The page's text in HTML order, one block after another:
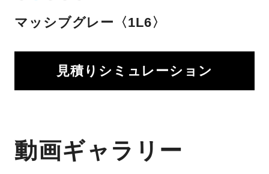
マッシブグレー〈1L6〉
見積りシミュレーション
動画ギャラリー